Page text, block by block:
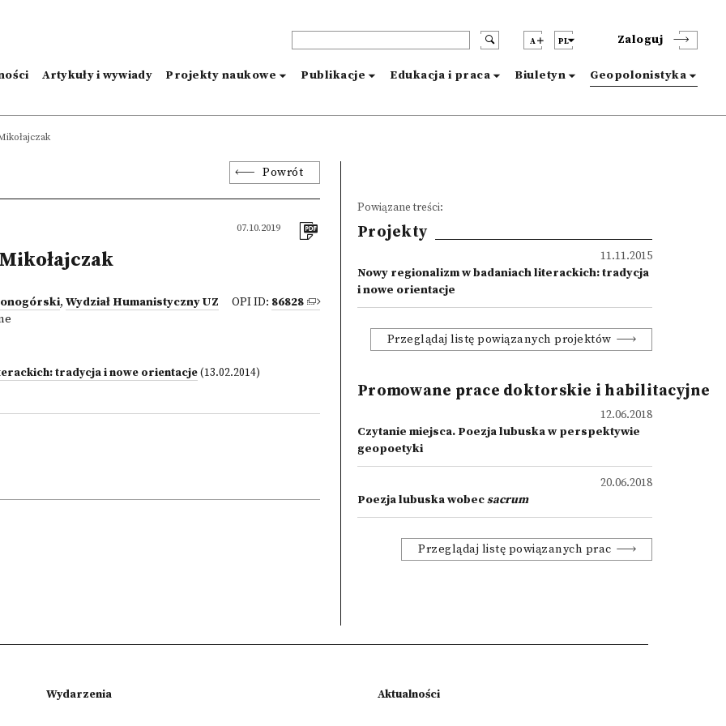
A PL Zaloguj
Artykuły i wywiady Projekty naukowe Publikacje Edukacja i praca Biuletyn Geopolonistyka
Powrót
07.10.2019
, Wydział Humanistyczny UZ
OPI ID: 86828
tradycja i nowe orientacje(13.02.2014)
Powiązane treści:
Projekty
11.11.2015
Nowy regionalizm w badaniach literackich: tradycja
i nowe orientacje
Przeglądaj listę powiązanych projektów
Promowane prace doktorskie i habilitacyjne
12.06.2018
Czytanie miejsca. Poezja lubuska w perspektywie
geopoetyki
20.06.2018
Poezja lubuska wobecsacrum
Przeglądaj listę powiązanych prac
Wydarzenia Aktualności